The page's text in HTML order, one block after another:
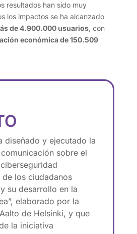
resultados han sido muy
los impactos se ha alcanzado
de 4.900.000 usuarios, con
económica de 150.509
diseñado y ejecutado la
sobre el
de los ciudadanos
su desarrollo en la
elaborado por la
de Helsinki, y que
la iniciativa